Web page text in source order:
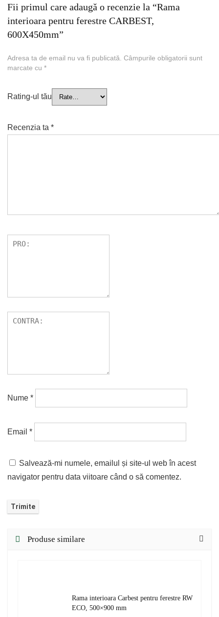
Fii primul care adaugă o recenzie la “Rama
interioara pentru ferestre CARBEST,
600X450mm”
Adresa ta de email nu va fi publicată. Câmpurile obligatorii sunt
marcate cu *
Rating-ul tău
Recenzia ta *
Nume *
Email *
Salvează-mi numele, emailul și site-ul web în acest
navigator pentru data viitoare când o să comentez.
Produse similare
Rama interioara Carbest pentru ferestre RW
ECO, 500×900 mm